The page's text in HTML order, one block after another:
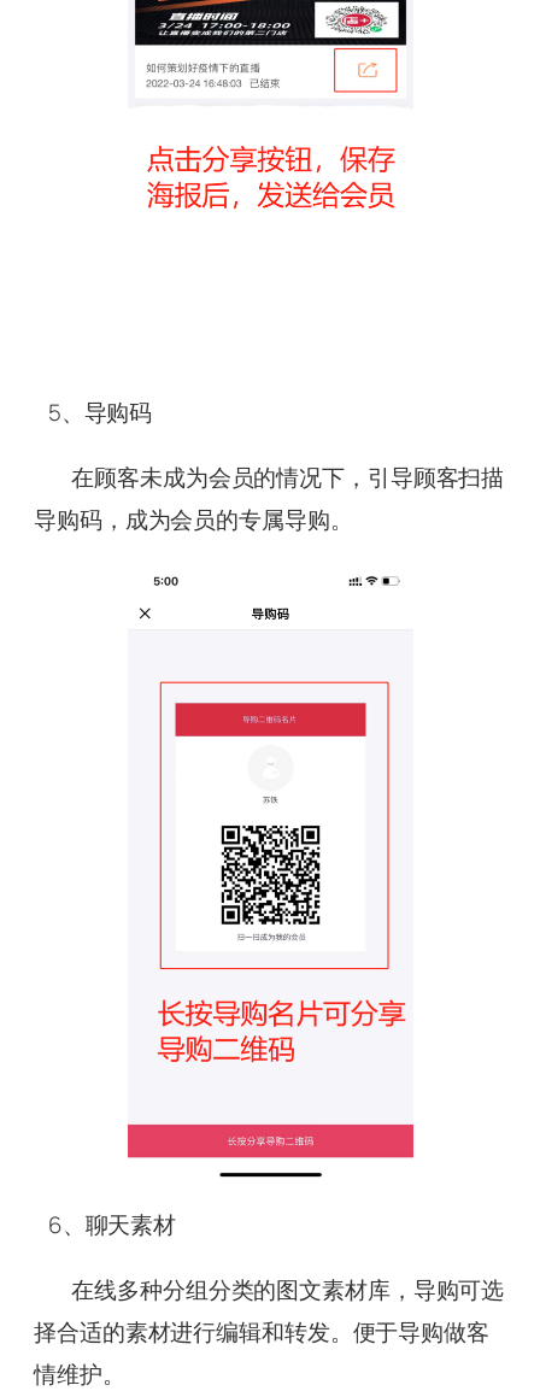
5、导购码
在顾客未成为会员的情况下，引导顾客扫描
导购码，成为会员的专属导购。
6、聊天素材
在线多种分组分类的图文素材库，导购可选
择合适的素材进行编辑和转发。便于导购做客
情维护。